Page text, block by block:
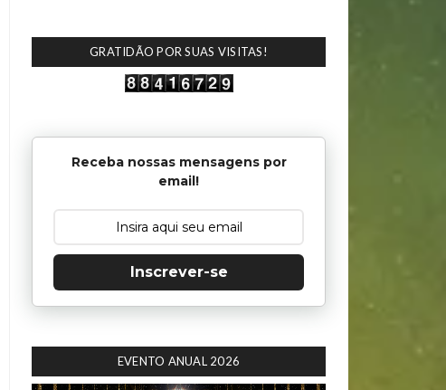
GRATIDÃO POR SUAS VISITAS!
Receba nossas mensagens por
email!
Inscrever-se
EVENTO ANUAL 2026